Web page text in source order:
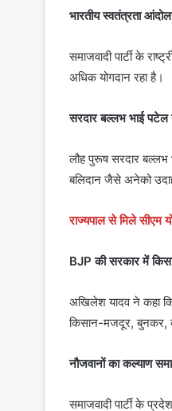
भारतीय स्वतंत्रता
समाजवादी पार्टी के
अधिक योगदान रहा है।
सरदार बल्लभ भाई
लौह पुरूष सरदार बल्लभ
बलिदान जैसे अनेको
राज्यपाल से मिले सीएम
BJP की सरकार में
अखिलेश यादव ने कहा कि
किसान-मजदूर, बुनकर,
नौजवानों का कल्याण
समाजवादी पार्टी के